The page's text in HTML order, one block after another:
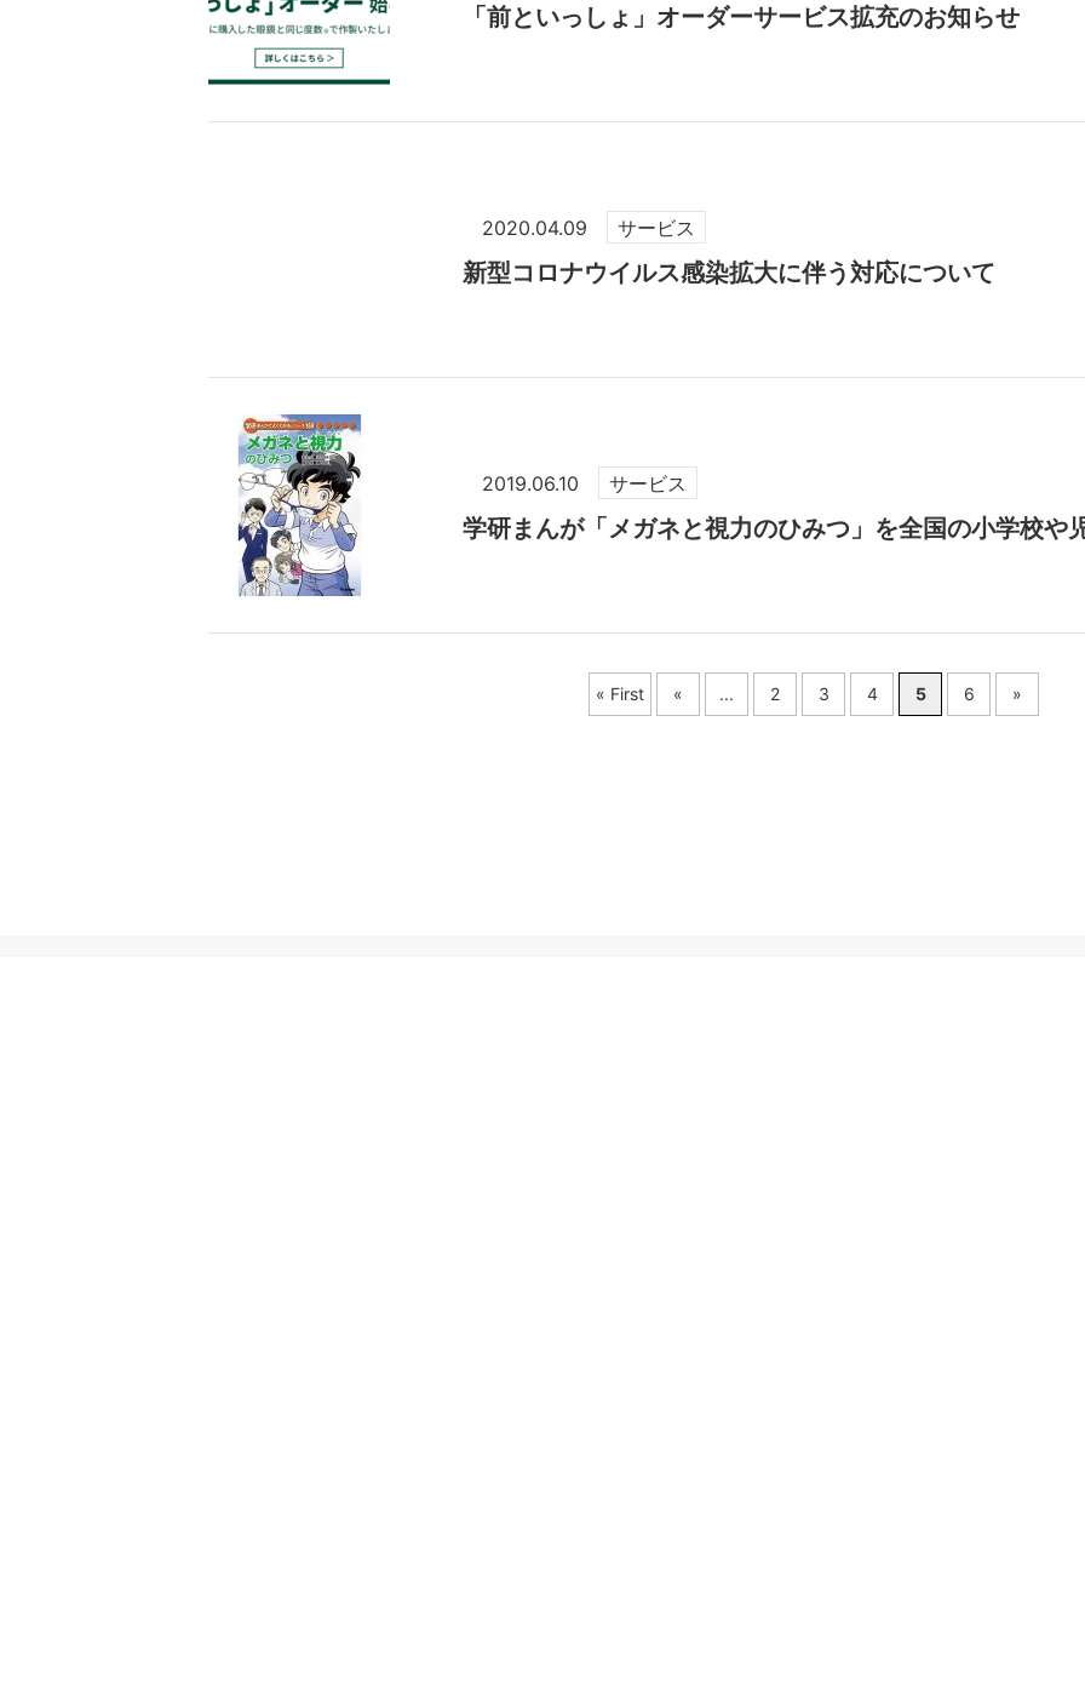
「前といっしょ」オーダーサービス拡充のお知らせ
2020.04.09 サービス
新型コロナウイルス感染拡大に伴う対応について
2019.06.10 サービス
学研まんが「メガネと視力のひみつ」を全国の小学校や
« First « ... 2 3 4 5 6 »